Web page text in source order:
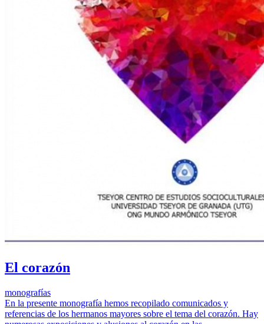
El corazón
monografías
En la presente monografía hemos recopilado comunicados y
referencias de los hermanos mayores sobre el tema del corazón. Hay